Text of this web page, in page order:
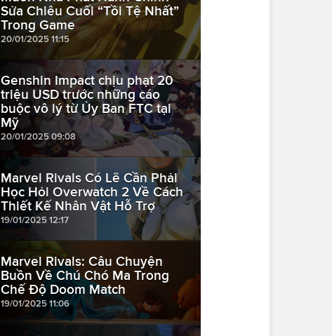
Sửa Chiêu Cuối “Tồi Tệ Nhất”
Trong Game
20/01/2025 11:15
Genshin Impact chịu phạt 20
triệu USD trước những cáo
buộc vô lý từ Ủy Ban FTC tại
Mỹ
20/01/2025 09:08
Marvel Rivals Có Lẽ Cần Phải
Học Hỏi Overwatch 2 Về Cách
Thiết Kế Nhân Vật Hỗ Trợ
19/01/2025 12:17
Marvel Rivals: Câu Chuyện
Buồn Về Chú Chó Ma Trong
Chế Độ Doom Match
19/01/2025 11:06